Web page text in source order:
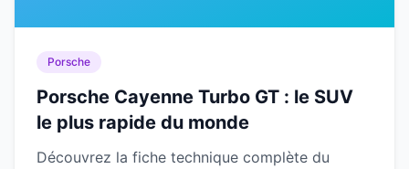
Porsche
Porsche Cayenne Turbo GT : le SUV
le plus rapide du monde
Découvrez la fiche technique complète du